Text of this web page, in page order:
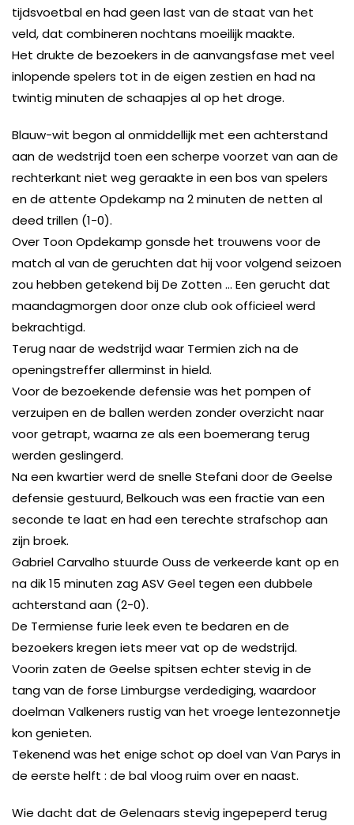
tijdsvoetbal en had geen last van de staat van het
veld, dat combineren nochtans moeilijk maakte.
Het drukte de bezoekers in de aanvangsfase met veel
inlopende spelers tot in de eigen zestien en had na
twintig minuten de schaapjes al op het droge.
Blauw-wit begon al onmiddellijk met een achterstand
aan de wedstrijd toen een scherpe voorzet van aan de
rechterkant niet weg geraakte in een bos van spelers
en de attente Opdekamp na 2 minuten de netten al
deed trillen (1-0).
Over Toon Opdekamp gonsde het trouwens voor de
match al van de geruchten dat hij voor volgend seizoen
zou hebben getekend bij De Zotten … Een gerucht dat
maandagmorgen door onze club ook officieel werd
bekrachtigd.
Terug naar de wedstrijd waar Termien zich na de
openingstreffer allerminst in hield.
Voor de bezoekende defensie was het pompen of
verzuipen en de ballen werden zonder overzicht naar
voor getrapt, waarna ze als een boemerang terug
werden geslingerd.
Na een kwartier werd de snelle Stefani door de Geelse
defensie gestuurd, Belkouch was een fractie van een
seconde te laat en had een terechte strafschop aan
zijn broek.
Gabriel Carvalho stuurde Ouss de verkeerde kant op en
na dik 15 minuten zag ASV Geel tegen een dubbele
achterstand aan (2-0).
De Termiense furie leek even te bedaren en de
bezoekers kregen iets meer vat op de wedstrijd.
Voorin zaten de Geelse spitsen echter stevig in de
tang van de forse Limburgse verdediging, waardoor
doelman Valkeners rustig van het vroege lentezonnetje
kon genieten.
Tekenend was het enige schot op doel van Van Parys in
de eerste helft : de bal vloog ruim over en naast.
Wie dacht dat de Gelenaars stevig ingepeperd terug